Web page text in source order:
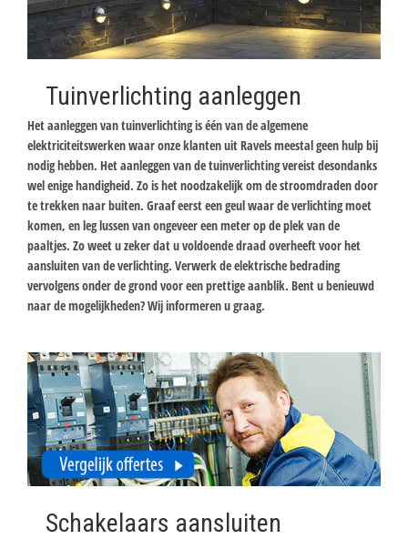
Tuinverlichting aanleggen
Het aanleggen van tuinverlichting is één van de algemene
elektriciteitswerken waar onze klanten uit Ravels meestal geen hulp bij
nodig hebben. Het aanleggen van de tuinverlichting vereist desondanks
wel enige handigheid. Zo is het noodzakelijk om de stroomdraden door
te trekken naar buiten. Graaf eerst een geul waar de verlichting moet
komen, en leg lussen van ongeveer een meter op de plek van de
paaltjes. Zo weet u zeker dat u voldoende draad overheeft voor het
aansluiten van de verlichting. Verwerk de elektrische bedrading
vervolgens onder de grond voor een prettige aanblik. Bent u benieuwd
naar de mogelijkheden? Wij informeren u graag.
Schakelaars aansluiten